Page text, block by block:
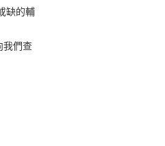
缺的輔
我們查